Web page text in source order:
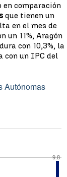
comparación
que tienen un
en el mes de
un 11%, Aragón
con 10,3%, la
con un IPC del